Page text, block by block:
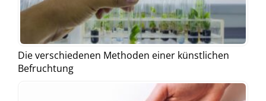
Die verschiedenen Methoden einer künstlichen
Befruchtung